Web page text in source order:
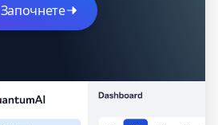
Започнете